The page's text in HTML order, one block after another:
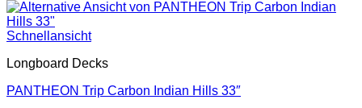
Schnellansicht
Longboard Decks
PANTHEON Trip Carbon Indian Hills 33″